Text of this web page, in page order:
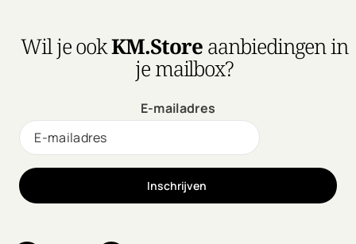
Wil je ookKM.Storeaanbiedingen in
je mailbox?
E-mailadres
Inschrijven